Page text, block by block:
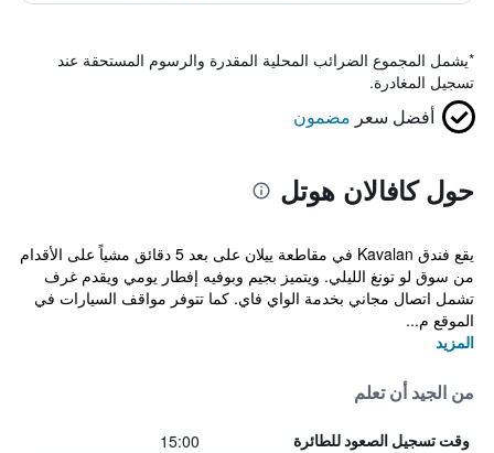
*يشمل المجموع الضرائب المحلية المقدرة والرسوم المستحقة عند
تسجيل المغادرة.
أفضل سعر مضمون
حول كافالان هوتل
يقع فندق Kavalan في مقاطعة ييلان على بعد 5 دقائق مشياً على الأقدام
من سوق لو تونغ الليلي. ويتميز بجيم وبوفيه إفطار يومي ويقدم غرف
تشمل اتصال مجاني بخدمة الواي فاي. كما تتوفر مواقف السيارات في
الموقع م...
المزيد
من الجيد أن تعلم
وقت تسجيل الصعود للطائرة 15:00